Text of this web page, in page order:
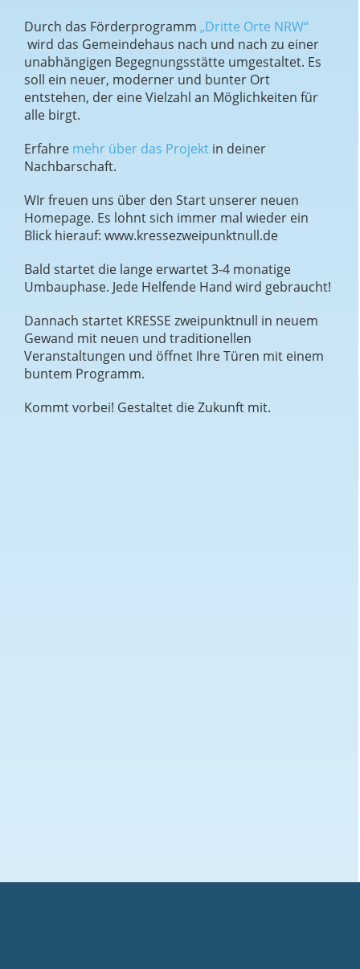
Durch das Förderprogramm „Dritte Orte NRW“
wird das Gemeindehaus nach und nach zu einer
unabhängigen Begegnungsstätte umgestaltet. Es
soll ein neuer, moderner und bunter Ort
entstehen, der eine Vielzahl an Möglichkeiten für
alle birgt.
Erfahre mehr über das Projekt in deiner
Nachbarschaft.
WIr freuen uns über den Start unserer neuen
Homepage. Es lohnt sich immer mal wieder ein
Blick hierauf: www.kressezweipunktnull.de
Bald startet die lange erwartet 3-4 monatige
Umbauphase. Jede Helfende Hand wird gebraucht!
Dannach startet KRESSE zweipunktnull in neuem
Gewand mit neuen und traditionellen
Veranstaltungen und öffnet Ihre Türen mit einem
buntem Programm.
Kommt vorbei! Gestaltet die Zukunft mit.